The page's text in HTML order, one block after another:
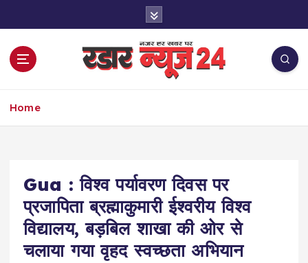
Home
Gua : विश्व पर्यावरण दिवस पर
प्रजापिता ब्रह्माकुमारी ईश्वरीय विश्व
विद्यालय, बड़बिल शाखा की ओर से
चलाया गया वृहद स्वच्छता अभियान